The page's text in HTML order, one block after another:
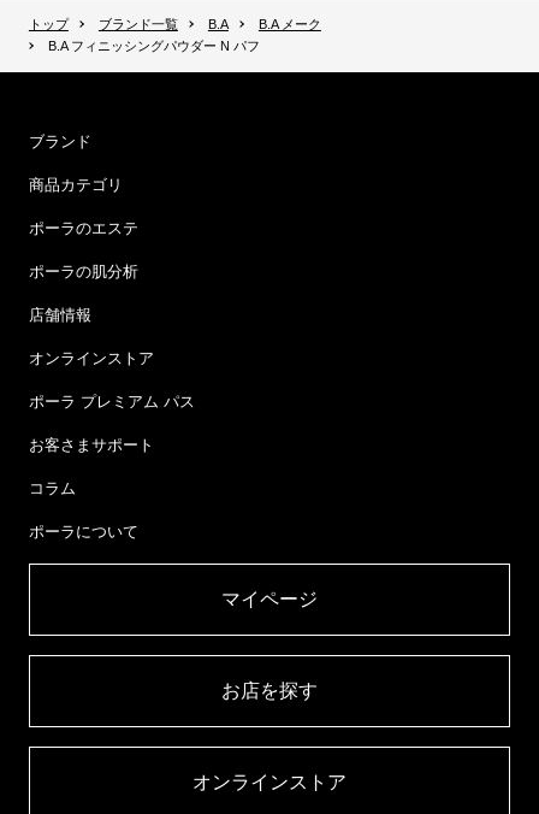
トップ ブランド一覧 B.A
B.A メーク
B.A フィニッシングパウダー N パフ
ブランド
商品カテゴリ
ポーラのエステ
ポーラの肌分析
店舗情報
オンラインストア
ポーラ プレミアム パス
お客さまサポート
コラム
ポーラについて
マイページ​
お店を探す​
オンラインストア​